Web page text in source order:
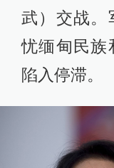
武）交战。
忧缅甸民族
陷入停滞。